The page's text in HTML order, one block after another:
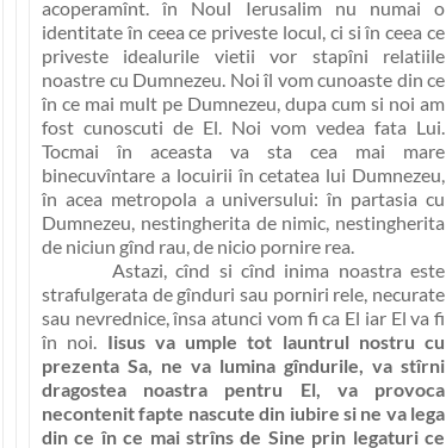
acoperamînt. în Noul Ierusalim nu numai o
identitate în ceea ce priveste locul, ci si în ceea ce
priveste idealurile vietii vor stapîni relatiile
noastre cu Dumnezeu. Noi îl vom cunoaste din ce
în ce mai mult pe Dumnezeu, dupa cum si noi am
fost cunoscuti de El. Noi vom vedea fata Lui.
Tocmai în aceasta va sta cea mai mare
binecuvîntare a locuirii în cetatea lui Dumnezeu,
în acea metropola a universului: în partasia cu
Dumnezeu, nestingherita de nimic, nestingherita
de niciun gînd rau, de nicio pornire rea.
Astazi, cînd si cînd inima noastra este
strafulgerata de gînduri sau porniri rele, necurate
sau nevrednice, însa atunci vom fi ca El iar El va fi
în noi. Iisus va umple tot launtrul nostru cu
prezenta Sa, ne va lumina gîndurile, va stîrni
dragostea noastra pentru El, va provoca
necontenit fapte nascute din iubire si ne va lega
din ce în ce mai strîns de Sine prin legaturi ce